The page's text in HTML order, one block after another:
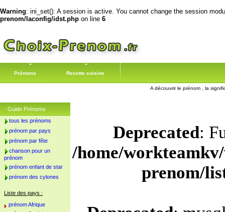
Warning: ini_set(): A session is active. You cannot change the session
prenom/laconfig/idst.php on line 6
Prénoms Recette cuisine
A découvrir le prénom , la
Deprecated:
/home/
prenom/
Guide Prénoms
tous les prénoms
prénom par pays
prénom par fête
chanson pour un
prénom
prénom enfant de star
prénom des cylones
Liste des pays :
prénom Afrique